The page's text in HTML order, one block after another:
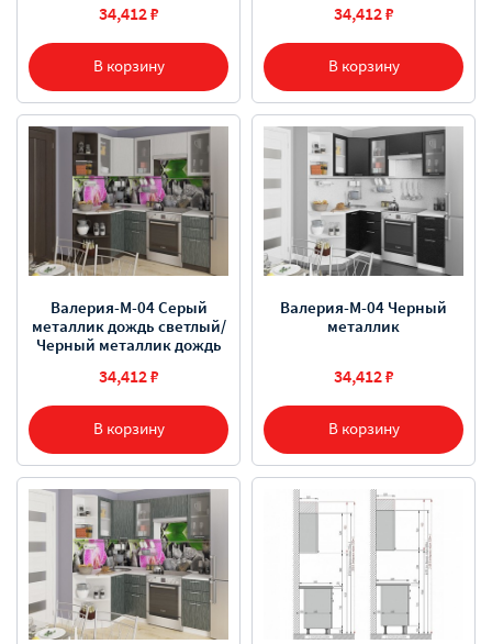
В корзину
34,412 ₽
В корзину
34,412 ₽
В корзину
Валерия-М-04 Серый
металлик дождь светлый/
Черный металлик дождь
34,412 ₽
В корзину
Валерия-М-04 Черный
металлик
34,412 ₽